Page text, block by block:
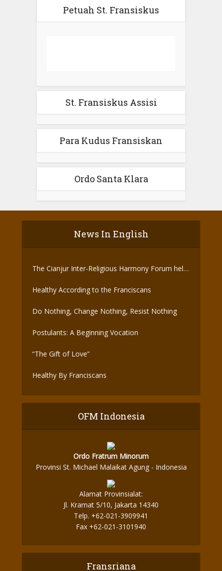
Petuah St. Fransiskus
St. Fransiskus Assisi
Para Kudus Fransiskan
Ordo Santa Klara
News In English
The Cianjur Inter-Religious Harmony Forum held
Healthy According to the Franciscans
Do Nothing, Change Nothing, Resist Nothing
Postulants: A Beginning Vocation
“The Gift of Love”
Healthy By Franciscans
OFM Indonesia
Ordo Fratrum Minorum
Provinsi St. Michael Malaikat Agung - Indonesia
Alamat Provinsialat:
Jl. Kramat 5/10, Jakarta 14340
Telp. +62-021-3909941
Fax +62-021-3101940
Fransriana